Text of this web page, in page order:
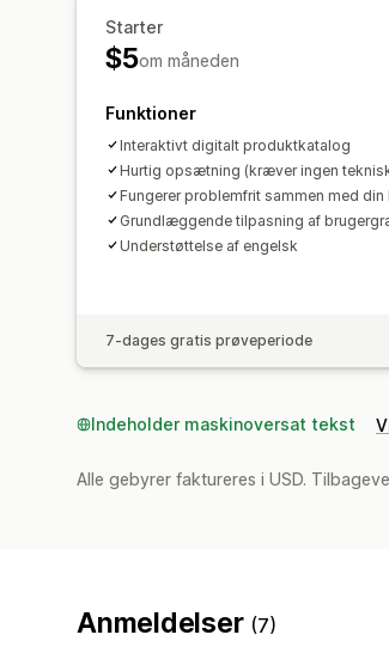
Starter
$5om måneden
Funktioner
Interaktivt digitalt produktkatalog
Hurtig opsætning (kræver ingen
Fungerer problemfrit sammen med din
Grundlæggende tilpasning af
Understøttelse af engelsk
7-dages gratis prøveperiode
Indeholder maskinoversat tekst
Alle gebyrer faktureres i USD.
Anmeldelser (7)